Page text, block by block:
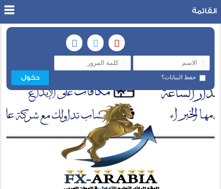
حفظ البيانات؟
القائمة